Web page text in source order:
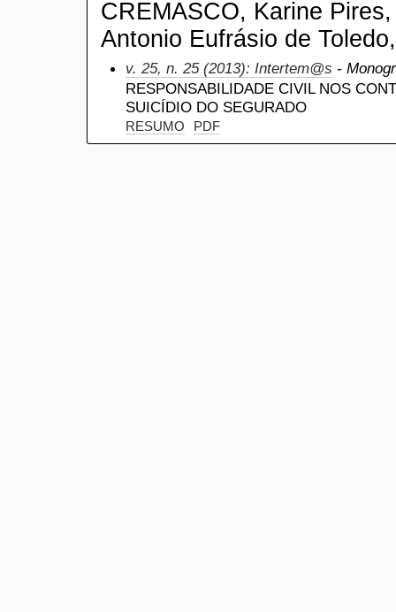
CREMASCO, Karine
Antonio Eufrásio de
v. 25, n. 25 (2013): Intertem@s -
RESPONSABILIDADE CIVIL NOS
SUICÍDIO DO SEGURADO
RESUMO PDF